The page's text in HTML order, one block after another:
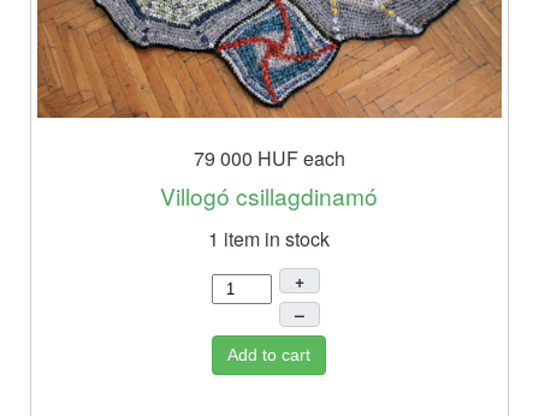
79 000 HUFeach
Villogó csillagdinamó
1 item in stock
+
–
Add to cart